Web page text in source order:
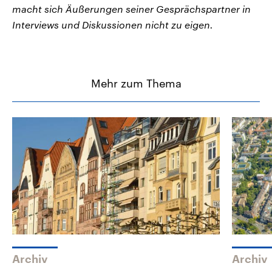
macht sich Äußerungen seiner Gesprächspartner in
Interviews und Diskussionen nicht zu eigen.
Mehr zum Thema
Archiv Archiv